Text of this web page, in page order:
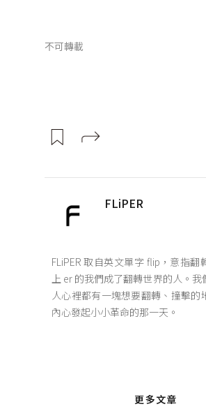
不可轉載
FLiPER
FLiPER 取自英文單字 flip，意指翻
上 er 的我們成了翻轉世界的人。
人心裡都有一塊想要翻轉、撞擊的
內心發起小小革命的那一天。
更多文章